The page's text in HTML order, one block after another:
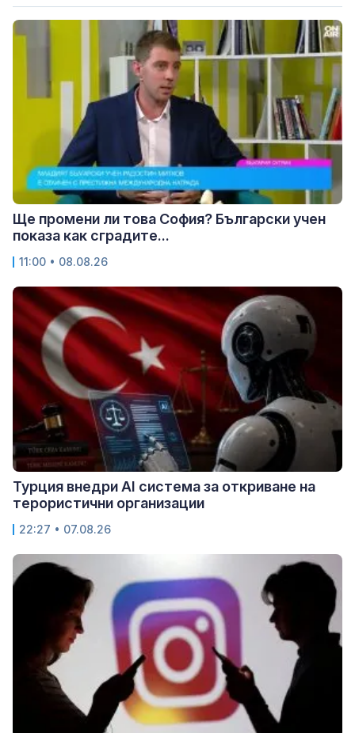
Ще промени ли това София? Български учен
показа как сградите...
11:00 • 08.08.26
Турция внедри AI система за откриване на
терористични организации
22:27 • 07.08.26